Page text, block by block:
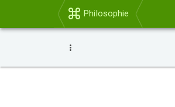
Philosophie